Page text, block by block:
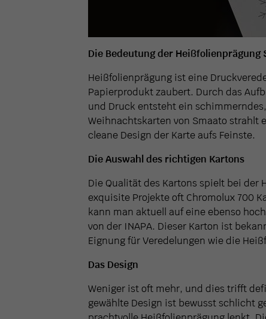
Die Bedeutung der Heißfolienprägung
Heißfolienprägung ist eine
Papierprodukt zaubert. Durch das
und Druck entsteht ein
Weihnachtskarten von Smaato strahlt
cleane Design der Karte aufs Feinste.
Die Auswahl des richtigen Kartons
Die Qualität des Kartons spielt bei der
exquisite Projekte oft Chromolux 700
kann man aktuell auf eine ebenso
von der INAPA. Dieser Karton ist
Eignung für Veredelungen wie die
Das Design
Weniger ist oft mehr, und dies trifft
gewählte Design ist bewusst schlicht